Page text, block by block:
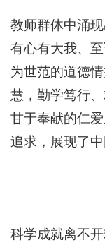
教师群体中涌
有心有大我、
为世范的道德
慧，勤学笃行
甘于奉献的仁
追求，展现了
科学成就离不